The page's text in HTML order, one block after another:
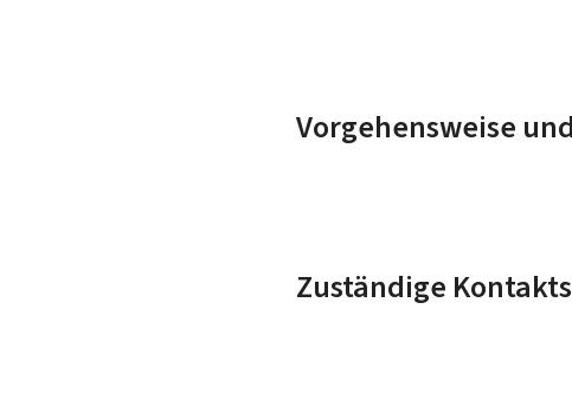
Vorgehensweise
Zuständige